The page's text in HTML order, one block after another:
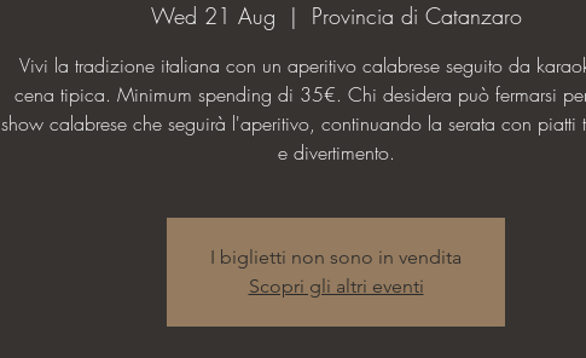
Wed 21 Aug
  |
Provincia di Catanzaro
Vivi la tradizione italiana con un aperitivo calabrese seguito da
cena tipica. Minimum spending di 35€. Chi desidera può fermarsi
show calabrese che seguirà l'aperitivo, continuando la serata con piatti
e divertimento.
I biglietti non sono in vendita
Scopri gli altri eventi